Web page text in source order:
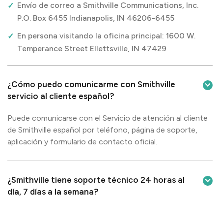
Envío de correo a Smithville Communications, Inc.
P.O. Box 6455 Indianapolis, IN 46206-6455
En persona visitando la oficina principal: 1600 W.
Temperance Street Ellettsville, IN 47429
¿Cómo puedo comunicarme con Smithville
servicio al cliente español?
Puede comunicarse con el Servicio de atención al cliente
de Smithville español por teléfono, página de soporte,
aplicación y formulario de contacto oficial.
¿Smithville tiene soporte técnico 24 horas al
día, 7 días a la semana?